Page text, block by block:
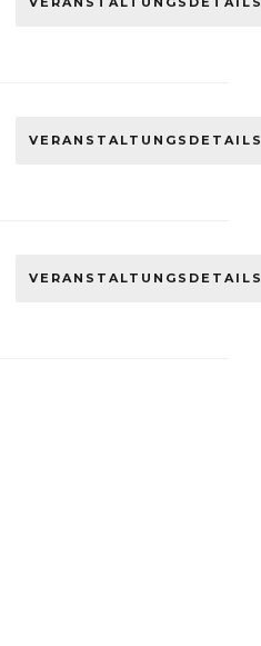
VERANSTALTUNGSDETAILS
VERANSTALTUNGSDETAILS